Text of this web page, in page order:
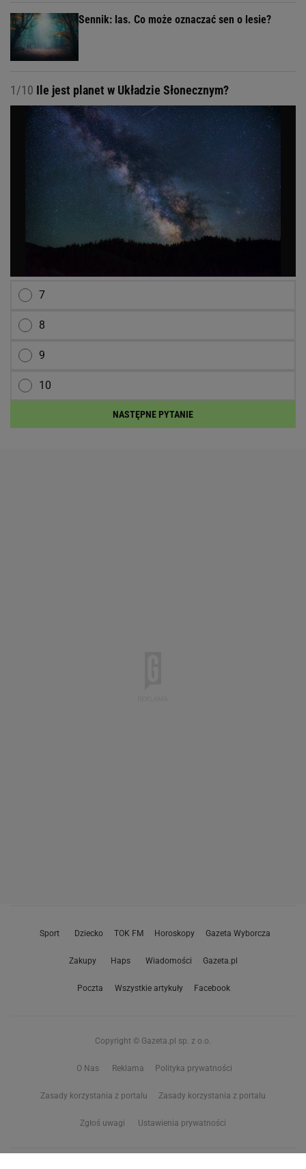
Sennik: las. Co może oznaczać sen o lesie?
1/10 Ile jest planet w Układzie Słonecznym?
7
8
9
10
NASTĘPNE PYTANIE
Sport Dziecko TOK FM Horoskopy Gazeta Wyborcza
Zakupy Haps Wiadomości Gazeta.pl
Poczta Wszystkie artykuły Facebook
Copyright © Gazeta.pl sp. z o.o.
O Nas Reklama Polityka prywatności
Zasady korzystania z portalu Zasady korzystania z portalu
Zgłoś uwagi Ustawienia prywatności